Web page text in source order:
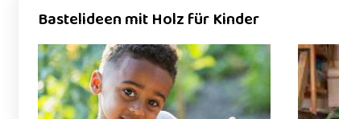
Bastelideen mit Holz für Kinder